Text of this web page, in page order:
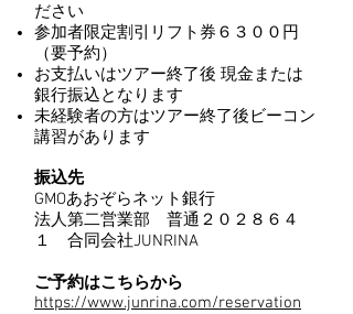
ださい
参加者限定割引リフト券６３００円
（要予約）
お支払いはツアー終了後 現金または
銀行振込となります
​未経験者の方はツアー終了後ビーコン
講習があります
振込先
GMOあおぞらネット銀行
​法人第二営業部 普通２０２８６４
１ 合同会社JUNRINA
​ご予約はこちらから
https://www.junrina.com/reservation